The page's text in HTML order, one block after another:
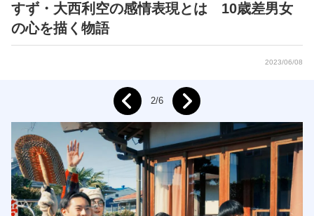
すず・大西利空の感情表現とは 10歳差男女
の心を描く物語
2023/06/08
Prev 2/6 Next